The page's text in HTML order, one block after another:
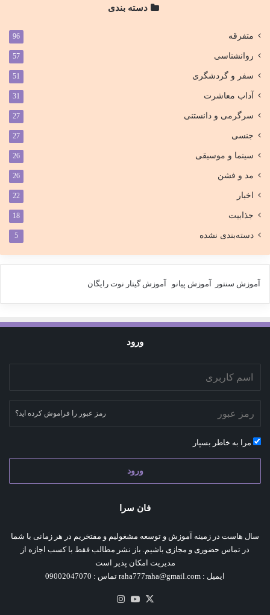
دسته بندی
متفرقه 96
روانشناسی 57
سفر و گردشگری 51
آداب معاشرت 31
سرگرمی و دانستنی 27
جنسی 27
سینما و موسیقی 26
مد و فشن 26
اخبار 22
جذابیت 18
دسته‌بندی نشده 5
آموزش سنتور آموزش پیانو آموزش گیتار نوت رایگان
ورود
رمز عبور را فراموش کرده اید؟
مرا به خاطر بسپار
ورود
فان سرا
سال هاست در زمینه آموزش و توسعه مشغولیم و مفتخریم در هر زمانی با شما
در تماس حضوری و مجازی باشیم. باز نشر مطالب فقط با کسب اجازه از
مدیریت امکان پذیر است
ایمیل : raha777raha@gmail.com تماس : 09002047070
X یوتیوب